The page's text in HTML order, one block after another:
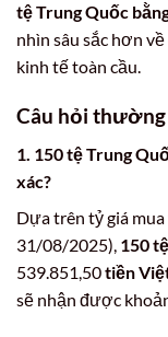
tệ Trung Quốc
nhìn sâu sắc hơn về
kinh tế toàn cầu.
Câu hỏi thường
1. 150 tệ Trung
xác?
Dựa trên tỷ giá
31/08/2025), 150
539.851,50tiền
sẽ nhận được